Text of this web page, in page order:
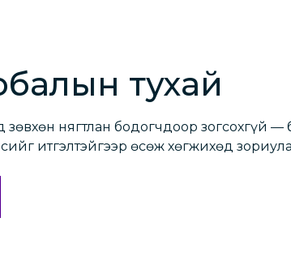
тухай
зөвхөн нягтлан бодогчдоор зогсохгүй —
итгэлтэйгээр өсөж хөгжихөд